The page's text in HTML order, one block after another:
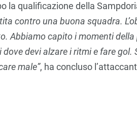
la qualificazione della
contro una buona squadra.
Abbiamo capito i momenti
dove devi alzare i ritmi e fare
male”, ha concluso